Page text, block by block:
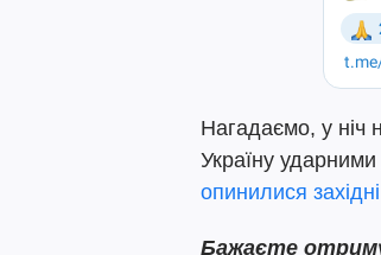
Нагадаємо, у ніч
Україну
опинилися
Бажаєте